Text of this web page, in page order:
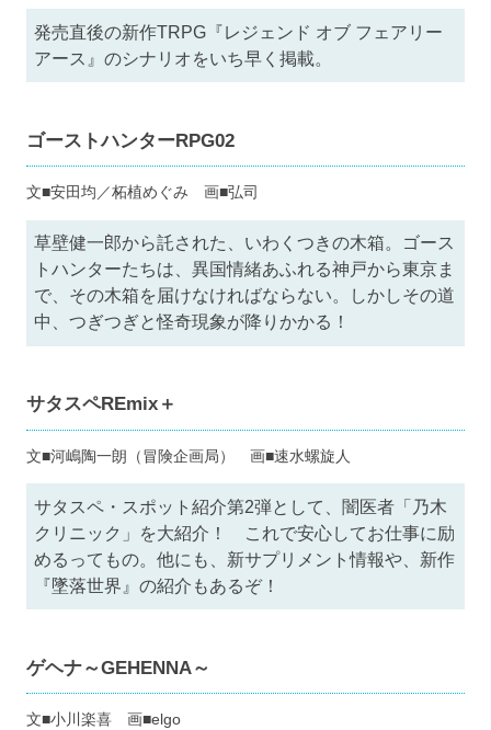
発売直後の新作TRPG『レジェンド オブ フェアリー
アース』のシナリオをいち早く掲載。
ゴーストハンターRPG02
文■安田均／柘植めぐみ 画■弘司
草壁健一郎から託された、いわくつきの木箱。ゴース
トハンターたちは、異国情緒あふれる神戸から東京ま
で、その木箱を届けなければならない。しかしその道
中、つぎつぎと怪奇現象が降りかかる！
サタスペREmix＋
文■河嶋陶一朗（冒険企画局） 画■速水螺旋人
サタスペ・スポット紹介第2弾として、闇医者「乃木
クリニック」を大紹介！ これで安心してお仕事に励
めるってもの。他にも、新サプリメント情報や、新作
『墜落世界』の紹介もあるぞ！
ゲヘナ～GEHENNA～
文■小川楽喜 画■elgo